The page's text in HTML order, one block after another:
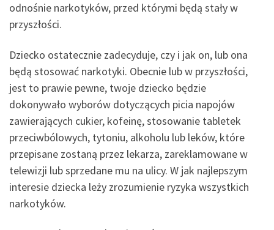
odnośnie narkotyków, przed którymi będą stały w
przyszłości.
Dziecko ostatecznie zadecyduje, czy i jak on, lub ona
będą stosować narkotyki. Obecnie lub w przyszłości,
jest to prawie pewne, twoje dziecko będzie
dokonywało wyborów dotyczących picia napojów
zawierających cukier, kofeinę, stosowanie tabletek
przeciwbólowych, tytoniu, alkoholu lub leków, które
przepisane zostaną przez lekarza, zareklamowane w
telewizji lub sprzedane mu na ulicy. W jak najlepszym
interesie dziecka leży zrozumienie ryzyka wszystkich
narkotyków.